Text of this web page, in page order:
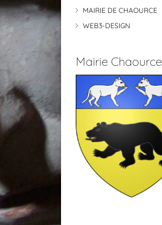
MAIRIE DE CHAOURCE
WEB3-DESIGN
Mairie Chaource